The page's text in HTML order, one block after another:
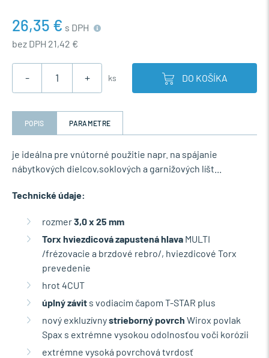
26,35 € s DPH
bez DPH 21,42 €
- + ks DO KOŠÍKA
POPIS PARAMETRE
je ideálna pre vnútorné použitie napr. na spájanie
nábytkových dielcov,soklových a garnižových líšt...
Technické údaje:
rozmer3,0 x 25 mm
Torx hviezdicová zapustená hlava MULTI
/frézovacie a brzdové rebro/, hviezdicové Torx
prevedenie
hrot 4CUT
úplný závit s vodiacim čapom T-STAR plus
nový exkluzívnystrieborný povrch Wirox povlak
Spax s extrémne vysokou odolnosťou voči korózii
extrémne vysoká povrchová tvrdosť